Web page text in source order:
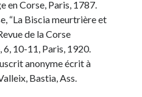
en Corse, Paris, 1787.
“La Biscia meurtrière et
de la Corse
10-11, Paris, 1920.
anonyme écrit à
Bastia, Ass.